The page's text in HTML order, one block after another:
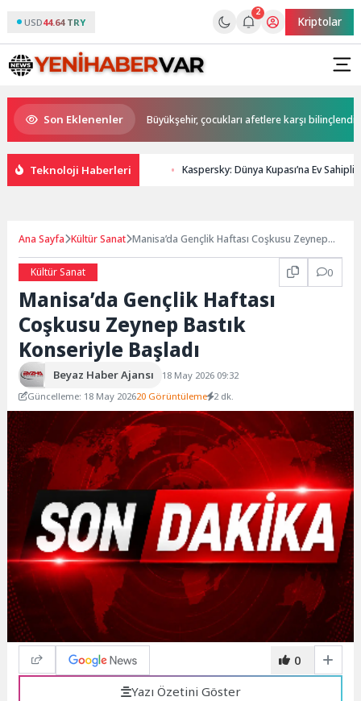
USD44.64 TRY
2
Kriptolar
Son Eklenenler
Büyükakın’dan Büyükşehir, çocukları afetlere karşı bilinçlendiriyor
Teknoloji Haberleri Kaspersky: Dünya Kupası’na Ev
Ana Sayfa Kültür Sanat Manisa’da Gençlik Haftası Coşkusu Zeynep
Kültür Sanat
0
Manisa’da Gençlik Haftası
Coşkusu Zeynep Bastık
Konseriyle Başladı
Beyaz Haber Ajansı
18 May 2026 09:32
Güncelleme: 18 May 202620 Görüntüleme 2 dk.
0
Yazı Özetini Göster